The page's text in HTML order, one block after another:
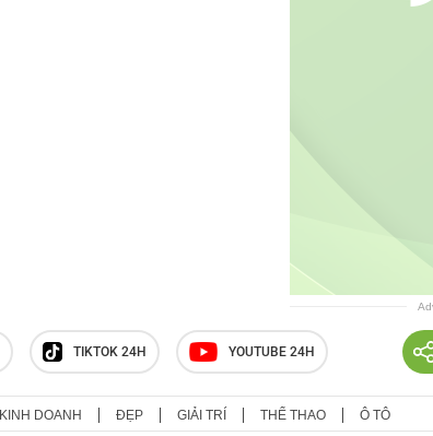
TIKTOK 24H YOUTUBE 24H
KINH DOANH ĐẸP GIẢI TRÍ THỂ THAO Ô TÔ